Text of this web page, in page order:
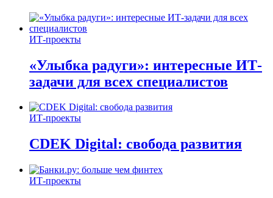
ИТ-проекты
«Улыбка радуги»: интересные ИТ-
задачи для всех специалистов
ИТ-проекты
CDEK Digital: свобода развития
ИТ-проекты